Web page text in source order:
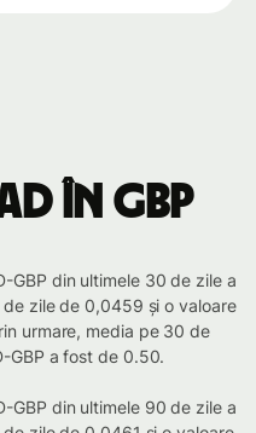
în GBP
GBP din ultimele 30 de zile a
zile de 0,0459 și o valoare
urmare, media pe 30 de
GBP a fost de 0.50.
GBP din ultimele 90 de zile a